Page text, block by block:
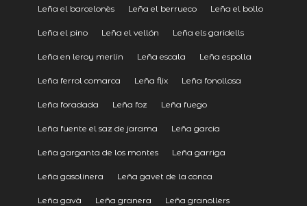
Leña el barcelonès Leña el berrueco Leña el bollo
Leña el pino Leña el vellón Leña els garidells
Leña en leroy merlin Leña escala Leña espolla
Leña ferrol comarca Leña flix Leña fonollosa
Leña foradada Leña foz Leña fuego
Leña fuente el saz de jarama Leña garcia
Leña garganta de los montes Leña garriga
Leña gasolinera Leña gavet de la conca
Leña gavà Leña granera Leña granollers